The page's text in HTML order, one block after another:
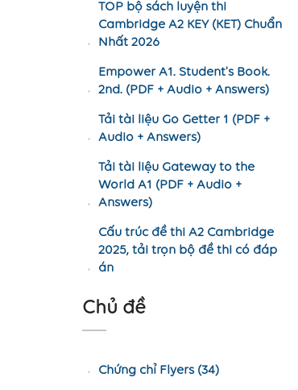
TOP bộ sách luyện thi
Cambridge A2 KEY (KET) Chuẩn
Nhất 2026
Empower A1. Student's Book.
2nd. (PDF + Audio + Answers)
Tải tài liệu Go Getter 1 (PDF +
Audio + Answers)
Tải tài liệu Gateway to the
World A1 (PDF + Audio +
Answers)
Cấu trúc đề thi A2 Cambridge
2025, tải trọn bộ đề thi có đáp
án
Chủ đề
Chứng chỉ Flyers (34)